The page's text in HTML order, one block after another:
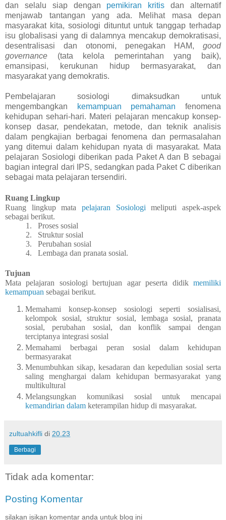
dan selalu siap dengan pemikiran kritis dan alternatif
menjawab tantangan yang ada. Melihat masa depan
masyarakat kita, sosiologi dituntut untuk tanggap terhadap
isu globalisasi yang di dalamnya mencakup demokratisasi,
desentralisasi dan otonomi, penegakan HAM, good
governance (tata kelola pemerintahan yang baik),
emansipasi, kerukunan hidup bermasyarakat, dan
masyarakat yang demokratis.
Pembelajaran sosiologi dimaksudkan untuk
mengembangkan
kemampuan pemahaman fenomena
kehidupan sehari-hari. Materi pelajaran mencakup konsep-
konsep dasar, pendekatan, metode, dan teknik analisis
dalam pengkajian berbagai fenomena dan permasalahan
yang ditemui dalam kehidupan nyata di masyarakat. Mata
pelajaran Sosiologi diberikan pada Paket A dan B sebagai
bagian integral dari IPS, sedangkan pada Paket C diberikan
sebagai mata pelajaran tersendiri.
Ruang Lingkup
Ruang lingkup mata pelajaran Sosiologimeliputi aspek-aspek
sebagai berikut.
1.
Proses sosial
2.
Struktur sosial
3.
Perubahan sosial
4.
Lembaga dan pranata sosial.
Tujuan
Mata pelajaran sosiologi bertujuan agar peserta didik memiliki
kemampuan sebagai berikut.
Memahami konsep-konsep sosiologi seperti sosialisasi,
kelompok sosial, struktur sosial, lembaga sosial, pranata
sosial, perubahan sosial, dan konflik sampai dengan
terciptanya integrasi sosial
Memahami berbagai peran sosial dalam kehidupan
bermasyarakat
Menumbuhkan sikap, kesadaran dan kepedulian sosial serta
saling menghargai dalam kehidupan bermasyarakat yang
multikultural
Melangsungkan komunikasi sosial untuk mencapai
kemandirian dalam keterampilan hidup di masyarakat.
zultuahkifli di 20.23
Berbagi
Tidak ada komentar:
Posting Komentar
silakan isikan komentar anda untuk blog ini